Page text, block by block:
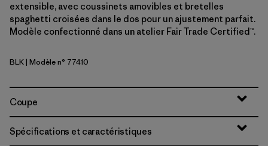
extensible, avec coussinets amovibles et bretelles
spaghetti croisées dans le dos pour un ajustement parfait.
Modèle confectionné dans un atelier Fair Trade Certified™.
Black
BLK| Modèle n° 77410
Coupe
Spécifications et caractéristiques